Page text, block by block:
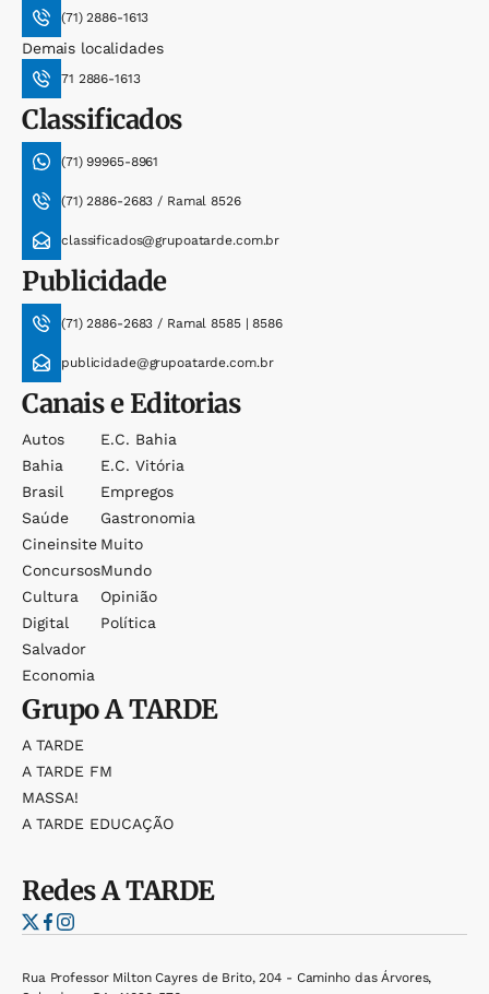
(71) 2886-1613
Demais localidades
71 2886-1613
Classificados
(71) 99965-8961
(71) 2886-2683 / Ramal 8526
classificados@grupoatarde.com.br
Publicidade
(71) 2886-2683 / Ramal 8585 | 8586
publicidade@grupoatarde.com.br
Canais e Editorias
Autos
Bahia
Brasil
Saúde
Cineinsite
Concursos
Cultura
Digital
Salvador
Economia
E.c. Bahia
E.c. Vitória
Empregos
Gastronomia
Muito
Mundo
Opinião
Política
GrupoA TARDE
A TARDE
A TARDE FM
MASSA!
A TARDE EDUCAÇÃO
RedesA TARDE
Rua Professor Milton Cayres de Brito, 204 - Caminho das Árvores,